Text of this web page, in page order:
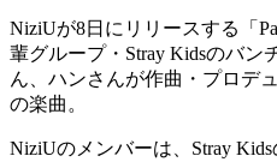
NiziUが8日にリリースする「
輩グループ・Stray Kidsのバン
ん、ハンさんが作曲・プロデ
の楽曲。
NiziUのメンバーは、Stray